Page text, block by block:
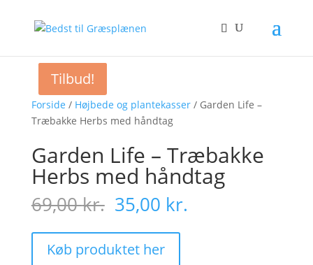
Forside / Højbede og plantekasser/ Garden Life –
Træbakke Herbs med håndtag
Tilbud!
Garden Life – Træbakke
Herbs med håndtag
69,00kr. Original
price
was:
69,00 kr..
35,00 kr.
Køb produktet her
Tilbud!